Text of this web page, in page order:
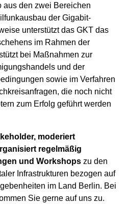
aus den zwei Bereichen
der Gigabit-
unterstützt das GKT das
im Rahmen der
bei Maßnahmen zur
und der
sowie im Verfahren
die noch nicht
zum Erfolg geführt werden
moderiert
regelmäßig
und Workshops zu den
Infrastrukturen bezogen auf
im Land Berlin. Bei
Sie gerne auf uns zu.